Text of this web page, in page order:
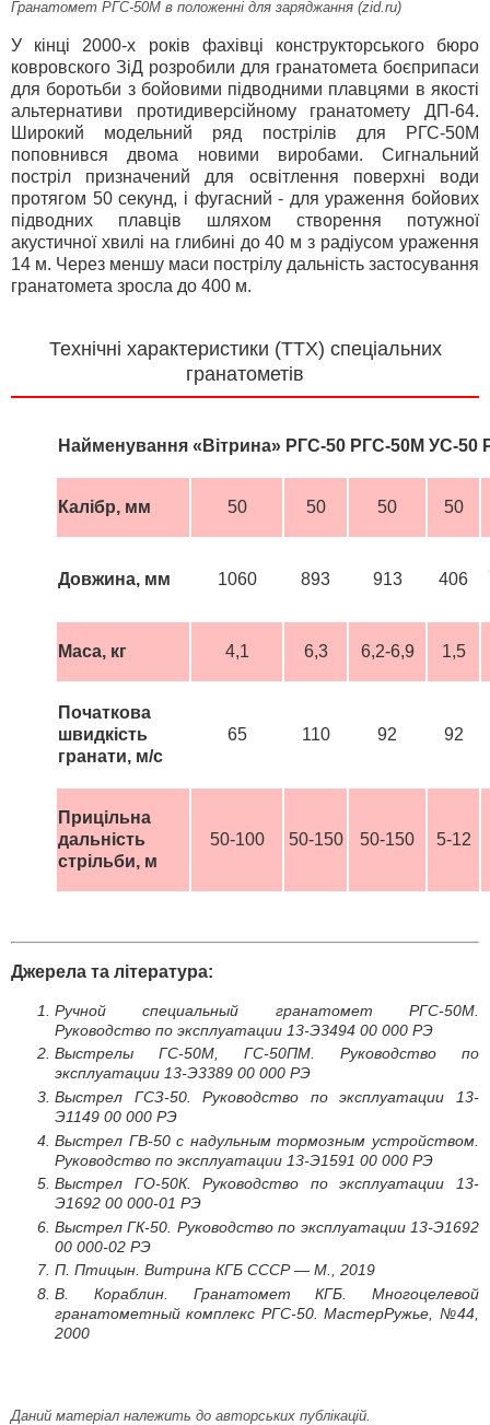
Гранатомет РГС-50М в положенні для заряджання (zid.ru)
У кінці 2000-х років фахівці конструкторського бюро
ковровского ЗіД розробили для гранатомета боєприпаси
для боротьби з бойовими підводними плавцями в якості
альтернативи протидиверсійному гранатомету ДП-64.
Широкий модельний ряд пострілів для РГС-50М
поповнився двома новими виробами. Сигнальний
постріл призначений для освітлення поверхні води
протягом 50 секунд, і фугасний - для ураження бойових
підводних плавців шляхом створення потужної
акустичної хвилі на глибині до 40 м з радіусом ураження
14 м. Через меншу маси пострілу дальність застосування
гранатомета зросла до 400 м.
Технічні характеристики (ТТХ) спеціальних
гранатометів
Найменування «Вітрина» РГС-50 РГС-50М УС-50
Калібр, мм 50 50 50 50
Довжина, мм 1060 893 913 406
Маса, кг 4,1 6,3 6,2-6,9 1,5
Початкова
швидкість
гранати, м/с
65 110 92 92
Прицільна
дальність
стрільби, м
50-100 50-150 50-150 5-12
Джерела та література:
Ручной специальный гранатомет РГС-50М.
Руководство по эксплуатации 13-Э3494 00 000 РЭ
Выстрелы ГС-50М, ГС-50ПМ. Руководство по
эксплуатации 13-Э3389 00 000 РЭ
Выстрел ГСЗ-50. Руководство по эксплуатации 13-
Э1149 00 000 РЭ
Выстрел ГВ-50 с надульным тормозным устройством.
Руководство по эксплуатации 13-Э1591 00 000 РЭ
Выстрел ГО-50К. Руководство по эксплуатации 13-
Э1692 00 000-01 РЭ
Выстрел ГК-50. Руководство по эксплуатации 13-Э1692
00 000-02 РЭ
П. Птицын. Витрина КГБ СССР — М., 2019
В. Кораблин. Гранатомет КГБ. Многоцелевой
гранатометный комплекс РГС-50. МастерРужье, №44,
2000
Даний матеріал належить до авторських публікацій.